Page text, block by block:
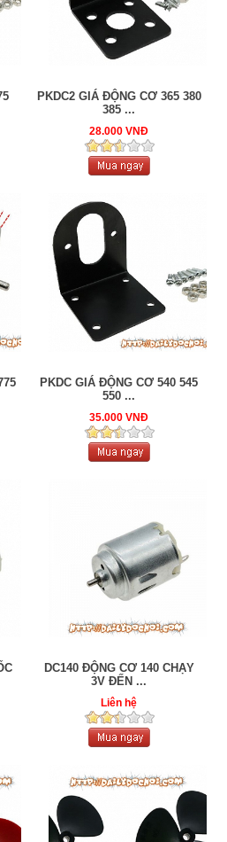
PKDC2 GIÁ ĐỘNG CƠ 365 380
385 ...
28.000 VNĐ
PKDC GIÁ ĐỘNG CƠ 540 545
550 ...
35.000 VNĐ
DC140 ĐỘNG CƠ 140 CHẠY
3V ĐẾN ...
Liên hệ